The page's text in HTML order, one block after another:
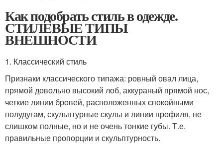
Как подобрать стиль в одежде.
СТИЛЕВЫЕ ТИПЫ
ВНЕШНОСТИ
1. Классический стиль
Признаки классического типажа: ровный овал лица,
прямой довольно высокий лоб, аккураный прямой нос,
четкие линии бровей, расположенных спокойными
полудугам, скульптурные скулы и линии профиля, не
слишком полные, но и не очень тонкие губы. Т.е.
правильные пропорции и скульптурность.